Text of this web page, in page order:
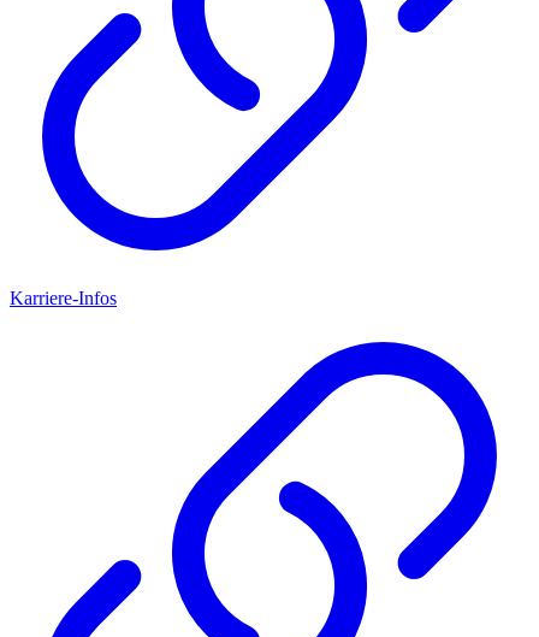
Karriere-Infos